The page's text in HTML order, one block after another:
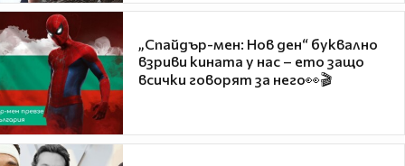
„Спайдър-мен: Нов ден“ буквално
взриви кината у нас – ето защо
всички говорят за него👀🎬